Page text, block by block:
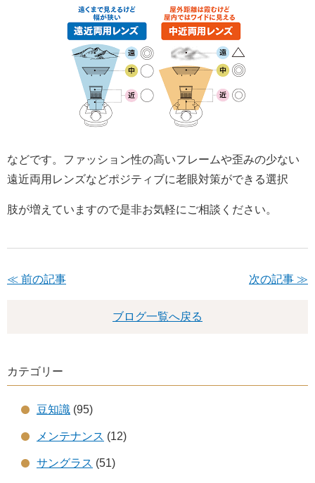
などです。ファッション性の高いフレームや歪みの少ない
遠近両用レンズなどポジティブに老眼対策ができる選択
肢が増えていますので是非お気軽にご相談ください。
≪ 前の記事 次の記事 ≫
ブログ一覧へ戻る
カテゴリー
豆知識 (95)
メンテナンス (12)
サングラス (51)